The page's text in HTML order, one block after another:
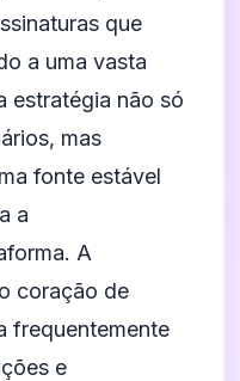
que
a uma vasta
estratégia não só
mas
fonte estável
a
A
coração de
frequentemente
e